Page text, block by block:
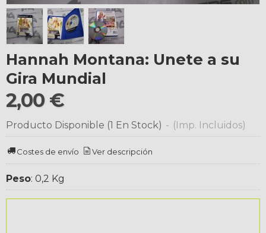
Hannah Montana: Unete a su
Gira Mundial
2,00 €
Producto Disponible (1 En Stock) - (Imp. Incluidos)
Costes de envío Ver descripción
Peso: 0,2 Kg